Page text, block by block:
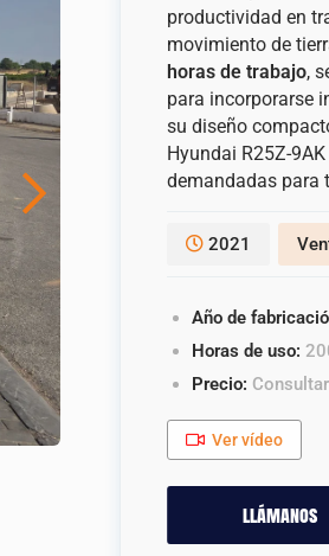
productividad en
movimiento de
horas de trabajo,
para incorporarse
su diseño
Hyundai R25Z-
demandadas para
2021
Año de
Horas de uso:
Precio: Consultar
Ver vídeo
llámanos